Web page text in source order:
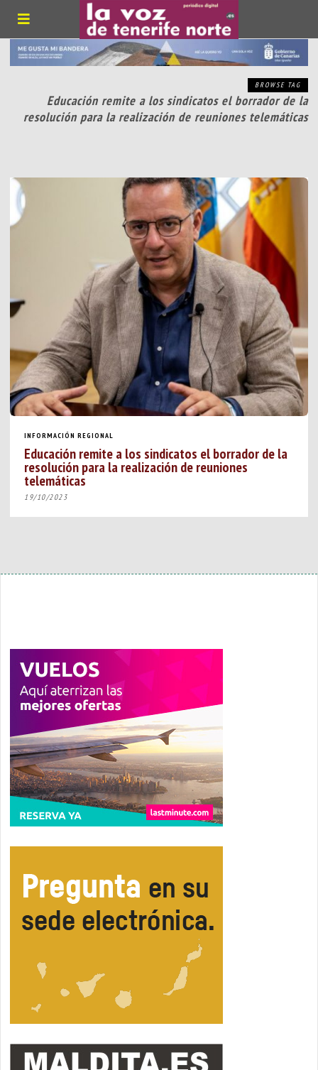
BROWSE TAG
Educación remite a los sindicatos el borrador de la
resolución para la realización de reuniones telemáticas
INFORMACIÓN REGIONAL
Educación remite a los sindicatos el borrador de la
resolución para la realización de reuniones
telemáticas
19/10/2023